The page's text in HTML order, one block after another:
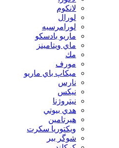
لانكوم
لورال
لورامرسيه
ماريو بادسكو
ماي ويتامينز
مك
مورف
ميكاپ باي ماريو
نارس
نيكس
نیتروژنا
هدي بيوتي
هیرتامین
ویکتوریا سکرت
شوگر بير